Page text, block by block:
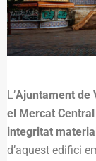
L’Ajuntament de
el Mercat Central
integritat
d’aquest edifici